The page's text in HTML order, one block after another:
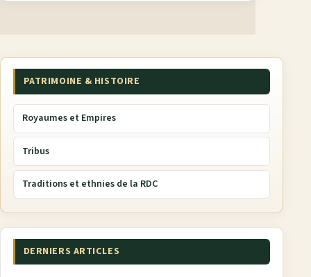
PATRIMOINE & HISTOIRE
Royaumes et Empires
Tribus
Traditions et ethnies de la RDC
DERNIERS ARTICLES